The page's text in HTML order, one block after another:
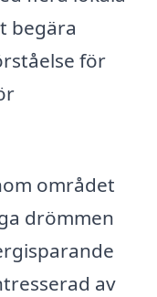
begära
för
området
drömmen
av